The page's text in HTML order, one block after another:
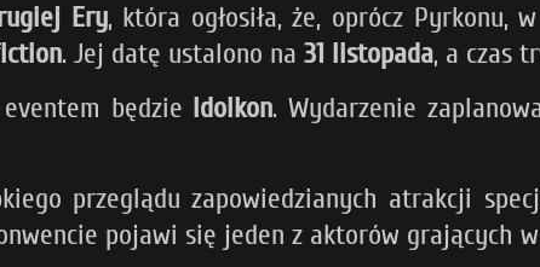
Ery, która ogłosiła, że, oprócz
. Jej datę ustalono na 31 listopada, a czas
będzie Idolkon. Wydarzenie
przeglądu zapowiedzianych atrakcji
pojawi się jeden z aktorów grających